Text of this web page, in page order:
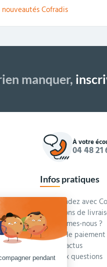
nouveautés Cofradis
manquer,
À votre
04 48 21
des
Infos pratiques
Commandez avec
Conditions de
Qui sommes-nous ?
Modes de paiement
Blog et actus
Foire aux questions